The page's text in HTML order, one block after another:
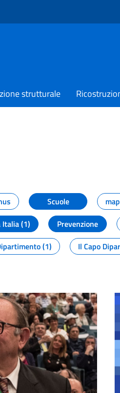
strutturale
Scuole
Italia (1) Prevenzione
(1) Il Capo